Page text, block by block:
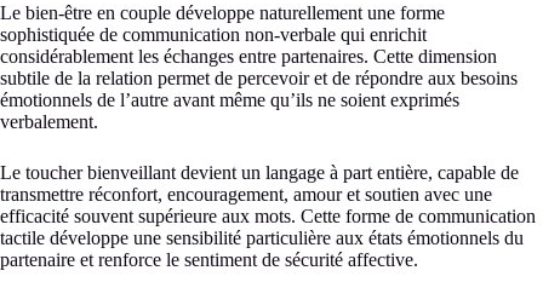
Le bien-être en couple développe naturellement une forme
sophistiquée de communication non-verbale qui enrichit
considérablement les échanges entre partenaires. Cette dimension
subtile de la relation permet de percevoir et de répondre aux besoins
émotionnels de l’autre avant même qu’ils ne soient exprimés
verbalement.
Le toucher bienveillant devient un langage à part entière, capable de
transmettre réconfort, encouragement, amour et soutien avec une
efficacité souvent supérieure aux mots. Cette forme de communication
tactile développe une sensibilité particulière aux états émotionnels du
partenaire et renforce le sentiment de sécurité affective.